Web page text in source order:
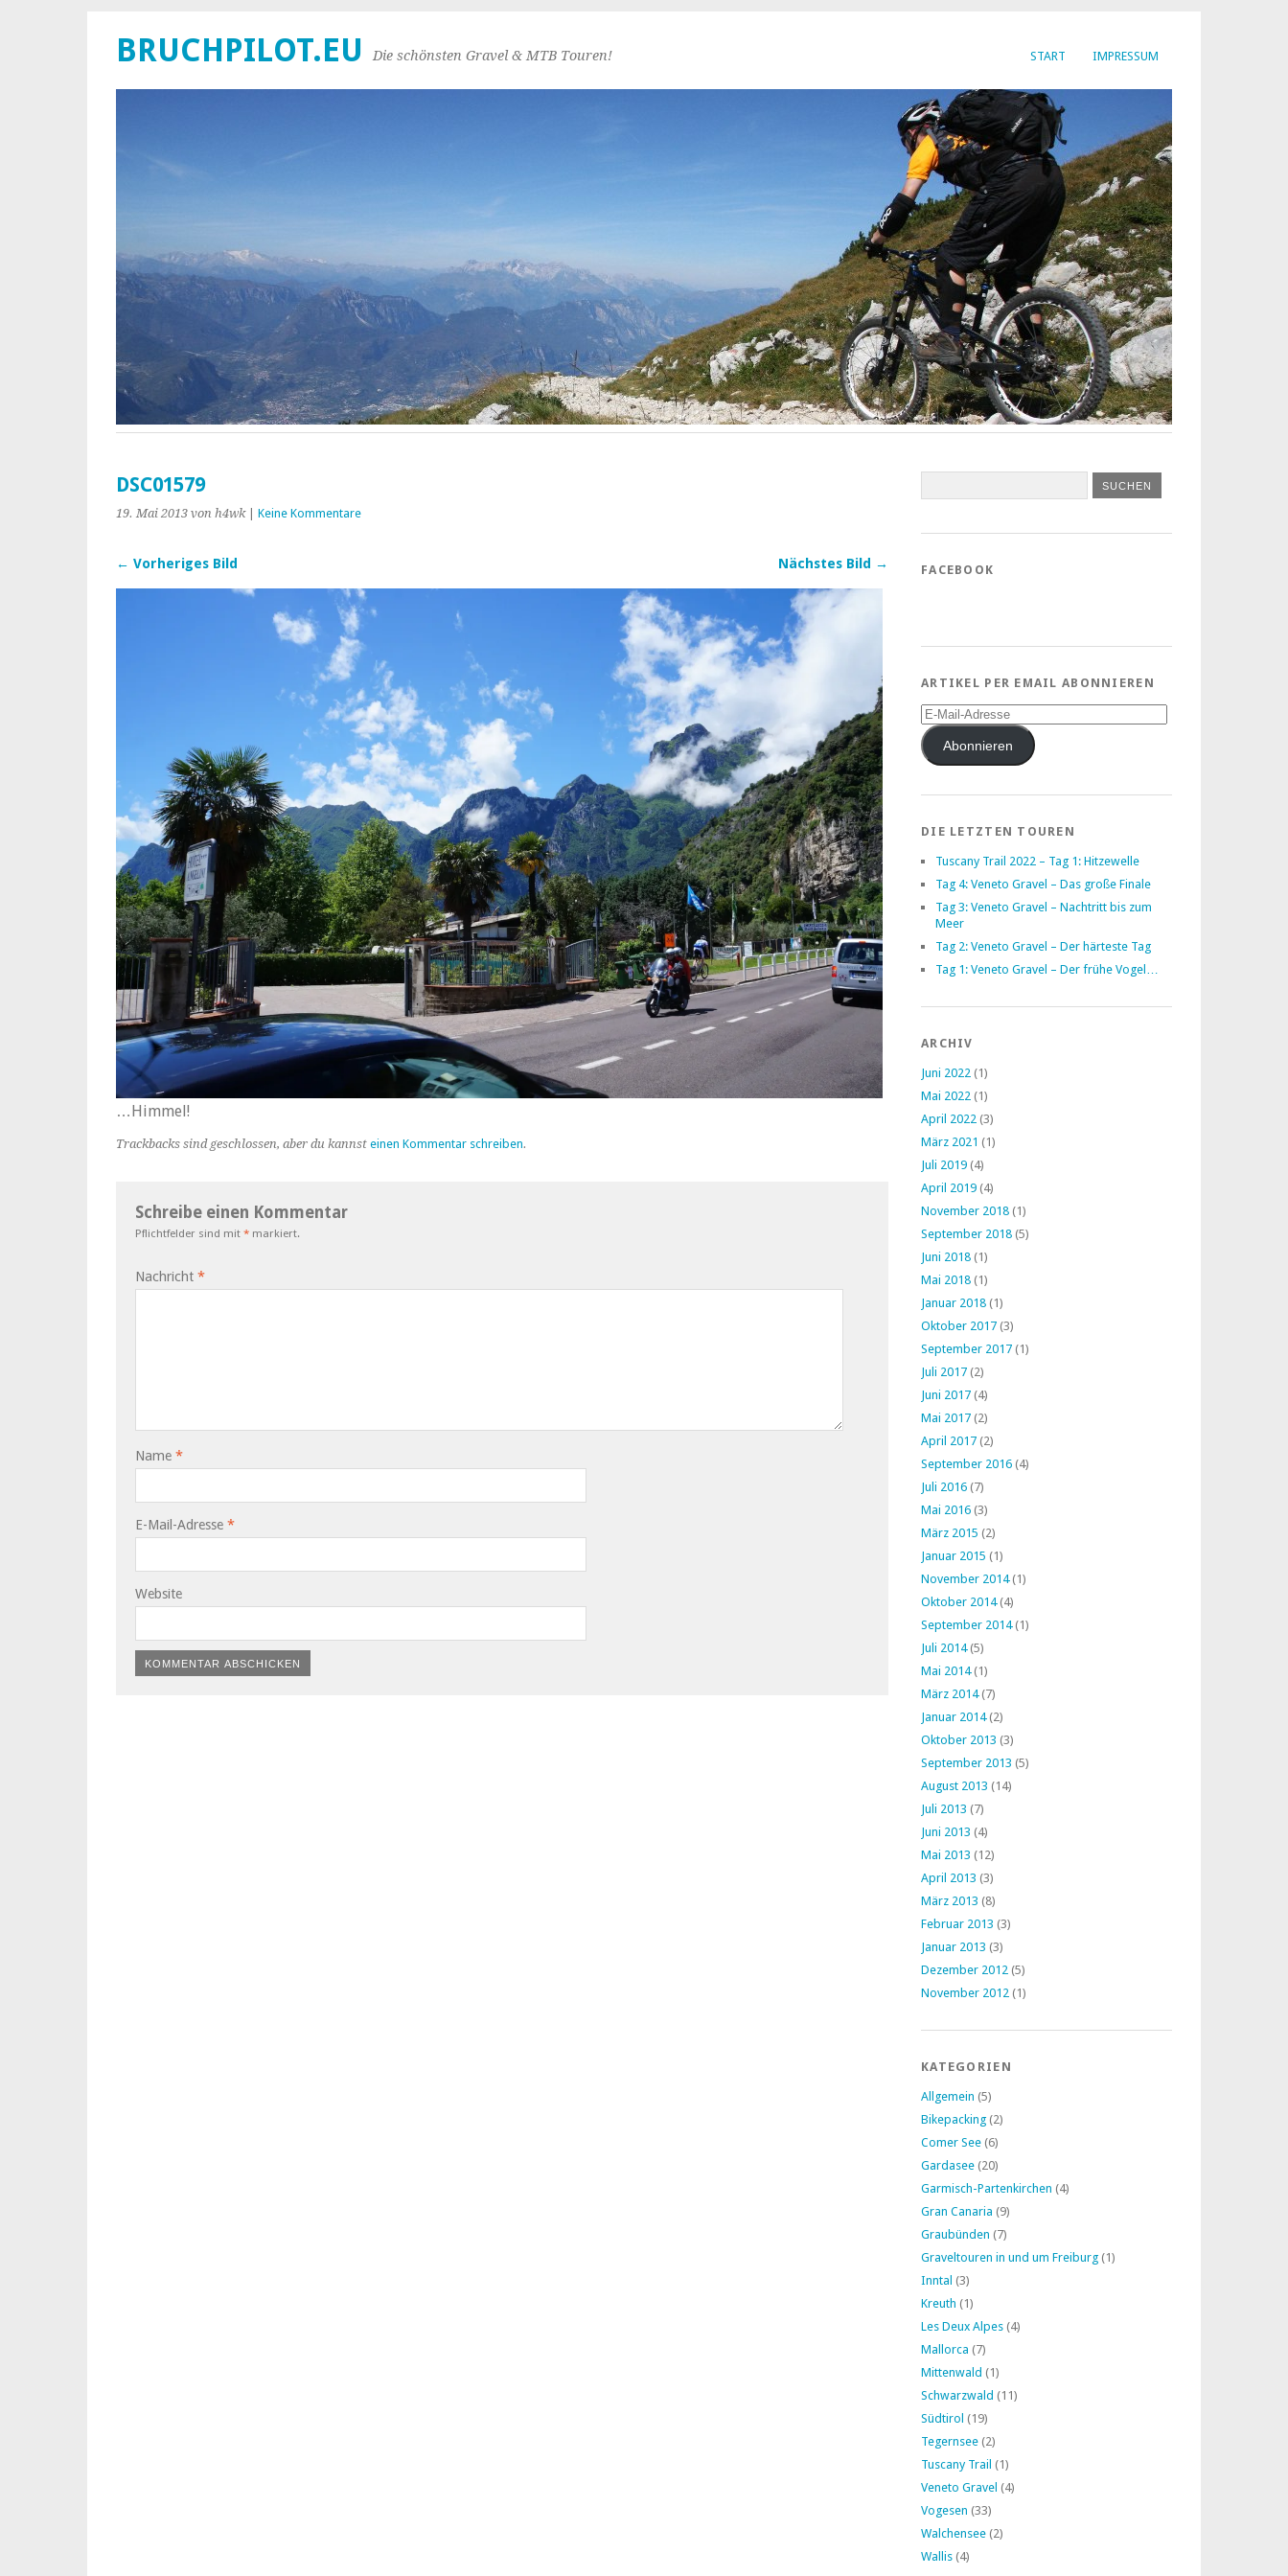
START IMPRESSUM
BRUCHPILOT.EU Die schönsten Gravel & MTB Touren!
DSC01579
19. Mai 2013 von h4wk| Keine Kommentare
← Vorheriges Bild Nächstes Bild →
…Himmel!
Trackbacks sind geschlossen, aber du kannst einen Kommentar schreiben.
Schreibe einen Kommentar
Pflichtfelder sind mit * markiert.
Nachricht *
Name *
E-Mail-Adresse *
Website
FACEBOOK
ARTIKEL PER EMAIL ABONNIEREN
E-
Mail-
AdresseAbonnieren
DIE LETZTEN TOUREN
Tuscany Trail 2022 – Tag 1: Hitzewelle
Tag 4: Veneto Gravel – Das große Finale
Tag 3: Veneto Gravel – Nachtritt bis zum
Meer
Tag 2: Veneto Gravel – Der härteste Tag
Tag 1: Veneto Gravel – Der frühe Vogel…
ARCHIV
Juni 2022 (1)
Mai 2022 (1)
April 2022 (3)
März 2021 (1)
Juli 2019 (4)
April 2019 (4)
November 2018 (1)
September 2018 (5)
Juni 2018 (1)
Mai 2018 (1)
Januar 2018 (1)
Oktober 2017 (3)
September 2017 (1)
Juli 2017 (2)
Juni 2017 (4)
Mai 2017 (2)
April 2017 (2)
September 2016 (4)
Juli 2016 (7)
Mai 2016 (3)
März 2015 (2)
Januar 2015 (1)
November 2014(1)
Oktober 2014(4)
September 2014(1)
Juli 2014(5)
Mai 2014(1)
März 2014(7)
Januar 2014(2)
Oktober 2013 (3)
September 2013 (5)
August 2013 (14)
Juli 2013 (7)
Juni 2013 (4)
Mai 2013 (12)
April 2013 (3)
März 2013 (8)
Februar 2013 (3)
Januar 2013 (3)
Dezember 2012 (5)
November 2012 (1)
KATEGORIEN
Allgemein (5)
Bikepacking (2)
Comer See (6)
Gardasee (20)
Garmisch-Partenkirchen (4)
Gran Canaria (9)
Graubünden (7)
Graveltouren in und um Freiburg (1)
Inntal (3)
Kreuth (1)
Les Deux Alpes (4)
Mallorca (7)
Mittenwald (1)
Schwarzwald (11)
Südtirol (19)
Tegernsee (2)
Tuscany Trail (1)
Veneto Gravel (4)
Vogesen (33)
Walchensee (2)
Wallis (4)